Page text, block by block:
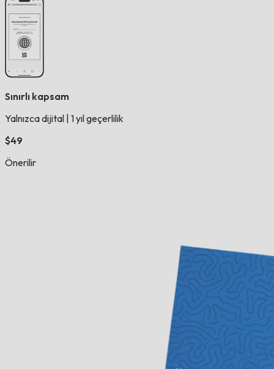
Sınırlı kapsam
Yalnızca dijital 1 yıl geçerlilik
$49
Önerilir